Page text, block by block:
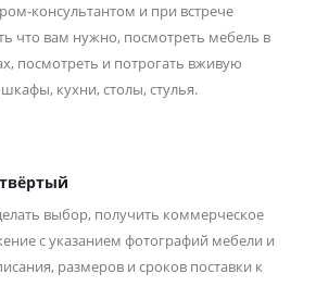
консультантом и при встрече
что вам нужно, посмотреть мебель в
посмотреть и потрогать вживую
кухни, столы, стулья.
выбор, получить коммерческое
с указанием фотографий мебели и
размеров и сроков поставки к